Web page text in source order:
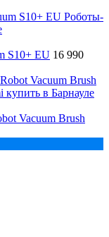
S10+ EU 16 990
Vacuum Brush